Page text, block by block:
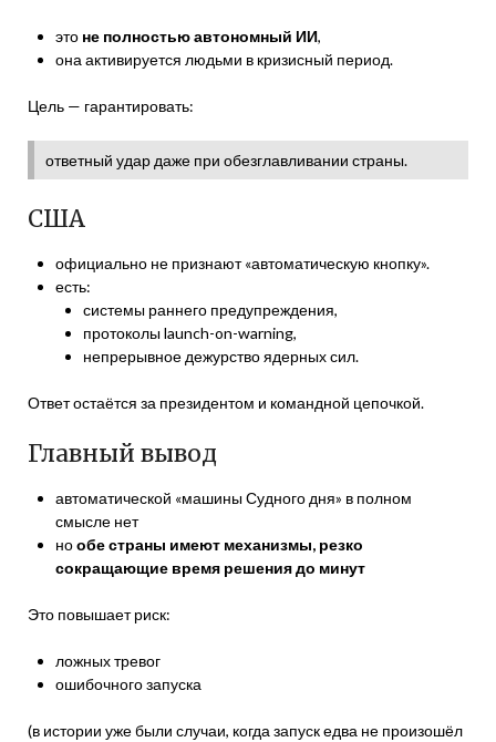
это не полностью автономный ИИ,
она активируется людьми в кризисный период.
Цель — гарантировать:
ответный удар даже при обезглавливании страны.
США
официально не признают «автоматическую кнопку».
есть:
системы раннего предупреждения,
протоколы launch-on-warning,
непрерывное дежурство ядерных сил.
Ответ остаётся за президентом и командной цепочкой.
Главный вывод
автоматической «машины Судного дня» в полном
смысле нет
нообе страны имеют механизмы, резко
сокращающие время решения до минут
Это повышает риск:
ложных тревог
ошибочного запуска
(в истории уже были случаи, когда запуск едва не произошёл